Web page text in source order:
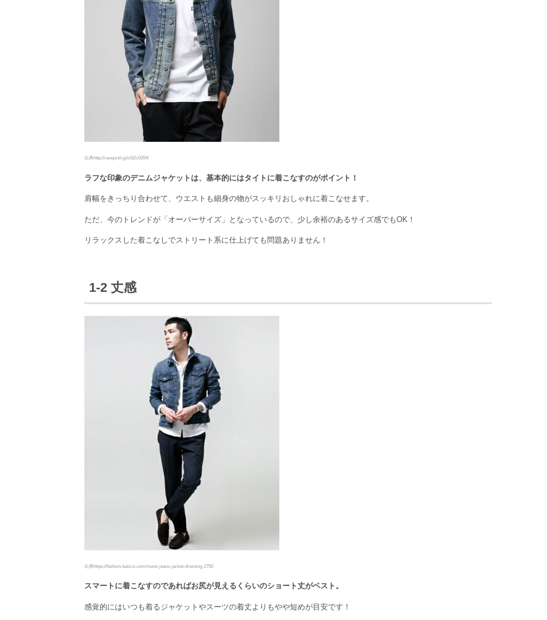
出典http://vanquish.jp/c02/c0204/
ラフな印象のデニムジャケットは、基本的にはタイトに着こなすのがポイント！
肩幅をきっちり合わせて、ウエストも細身の物がスッキリおしゃれに着こなせます。
ただ、今のトレンドが「オーバーサイズ」となっているので、少し余裕のあるサイズ感でもOK！
リラックスした着こなしでストリート系に仕上げても問題ありません！
1-2 丈感
出典https://fashion-basics.com/mens-jeans-jacket-dressing-2750
スマートに着こなすのであればお尻が見えるくらいのショート丈がベスト。
感覚的にはいつも着るジャケットやスーツの着丈よりもやや短めが目安です！